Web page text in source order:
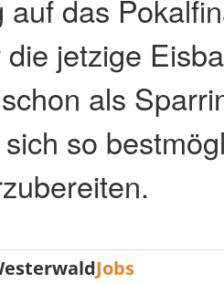
auf das
jetzige
als
so
Jobs